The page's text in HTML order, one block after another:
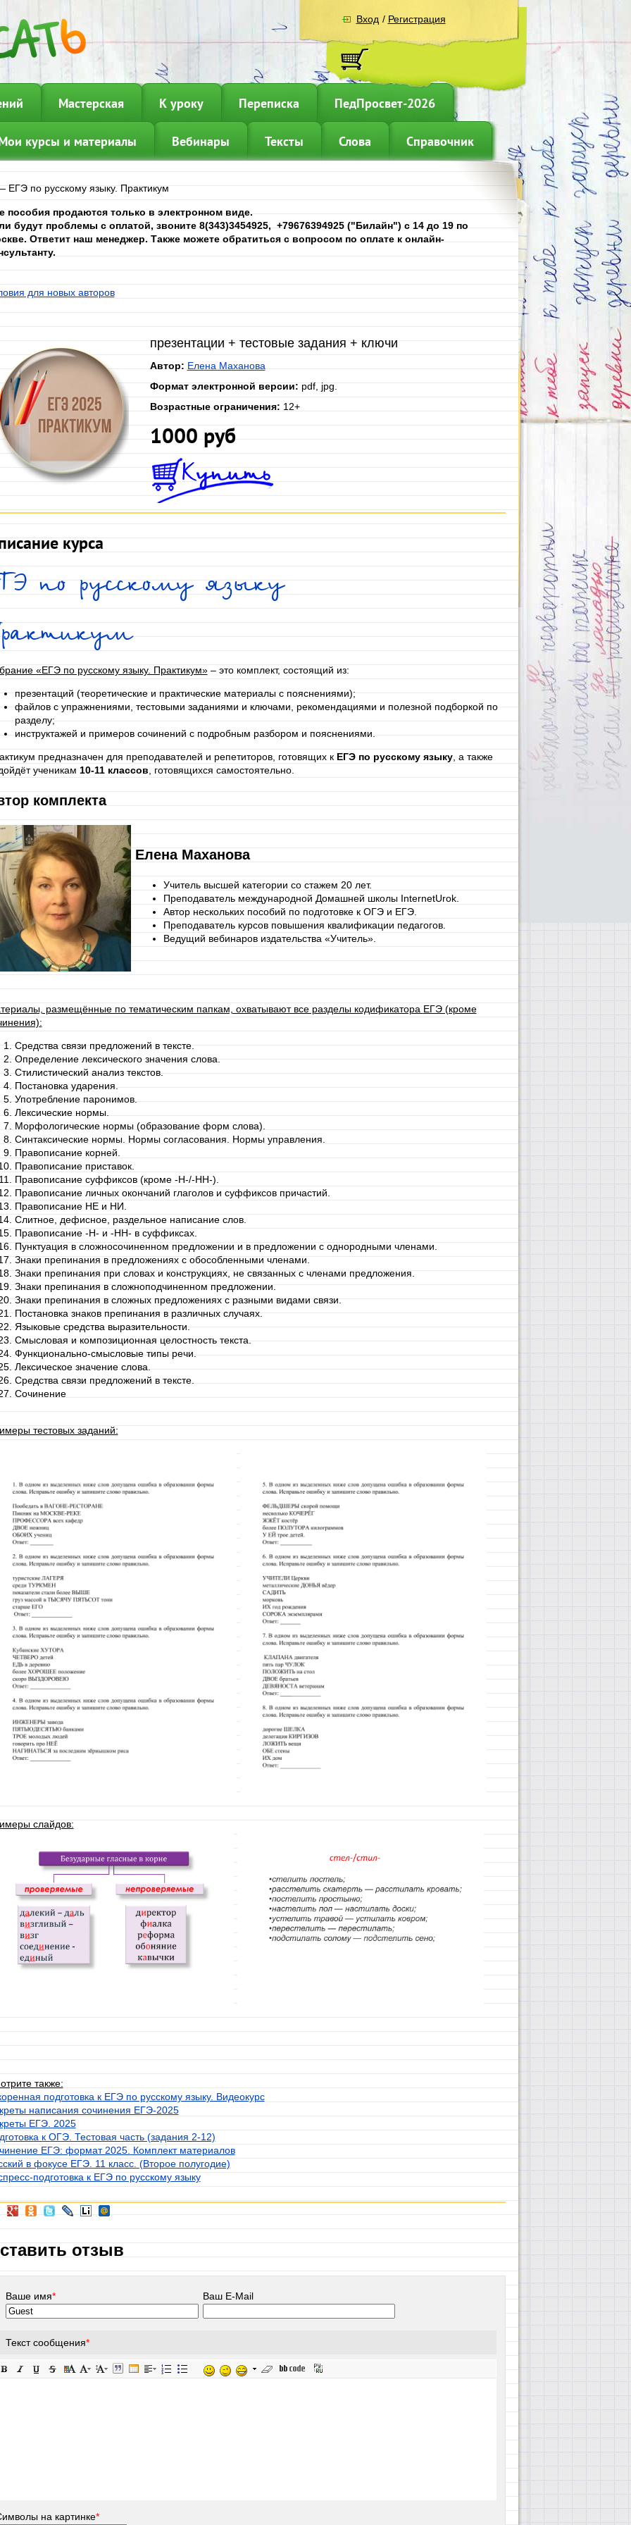
Вход / Регистрация
Мастерская К уроку Переписка ПедПросвет-2026
курсы и материалы Вебинары Тексты Слова Справочник
ЕГЭ по русскому языку. Практикум
пособия продаются только в электронном виде.
будут проблемы с оплатой, звоните 8(343)3454925, +79676394925 ("Билайн") с 14 до 19 по
Ответит наш менеджер. Также можете обратиться с вопросом по оплате к онлайн-
для новых авторов
презентации + тестовые задания + ключи
Автор: Елена Маханова
Формат электронной версии: pdf, jpg.
Возрастные ограничения: 12+
1000 руб
курса
по русскому языку
«ЕГЭ по русскому языку. Практикум»‒ это комплект, состоящий из:
презентаций (теоретические и практические материалы с пояснениями);
файлов с упражнениями, тестовыми заданиями и ключами, рекомендациями и полезной подборкой по
разделу;
инструктажей и примеров сочинений с подробным разбором и пояснениями.
предназначен для преподавателей и репетиторов, готовящих к ЕГЭ по русскому языку, а также
ученикам 10-11 классов , готовящихся самостоятельно.
комплекта
Елена Маханова
Учитель высшей категории со стажем 20 лет.
Преподаватель международной Домашней школы InternetUrok.
Автор нескольких пособий по подготовке к ОГЭ и ЕГЭ.
Преподаватель курсов повышения квалификации педагогов.
Ведущий вебинаров издательства «Учитель».
размещённые по тематическим папкам, охватывают все разделы кодификатора ЕГЭ (кроме
:
Средства связи предложений в тексте.
Определение лексического значения слова.
Стилистический анализ текстов.
Постановка ударения.
Употребление паронимов.
Лексические нормы.
Морфологические нормы (образование форм слова).
Синтаксические нормы. Нормы согласования. Нормы управления.
Правописание корней.
Правописание приставок.
Правописание суффиксов (кроме -Н-/-НН-).
Правописание личных окончаний глаголов и суффиксов причастий.
Правописание НЕ и НИ.
Слитное, дефисное, раздельное написание слов.
Правописание -Н- и -НН- в суффиксах.
Пунктуация в сложносочиненном предложении и в предложении с однородными членами.
Знаки препинания в предложениях с обособленными членами.
Знаки препинания при словах и конструкциях, не связанных с членами предложения.
Знаки препинания в сложноподчиненном предложении.
Знаки препинания в сложных предложениях с разными видами связи.
Постановка знаков препинания в различных случаях.
Языковые средства выразительности.
Смысловая и композиционная целостность текста.
Функционально-смысловые типы речи.
Лексическое значение слова.
Средства связи предложений в тексте.
Сочинение
тестовых заданий:
слайдов:
также:
подготовка к ЕГЭ по русскому языку. Видеокурс
написания сочинения ЕГЭ-2025
ЕГЭ. 2025
к ОГЭ. Тестовая часть (задания 2-12)
ЕГЭ: формат 2025. Комплект материалов
в фокусе ЕГЭ. 11 класс. (Второе полугодие)
подготовка к ЕГЭ по русскому языку
отзыв
Ваше имя* Ваш E-Mail
Текст сообщения*
на картинке*